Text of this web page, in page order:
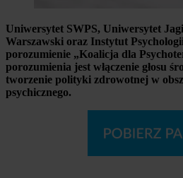
Uniwersytet SWPS, Uniwersytet
Warszawski oraz Instytut
porozumienie „Koalicja dla
porozumienia jest włączenie głosu
tworzenie polityki zdrowotnej w
psychicznego.